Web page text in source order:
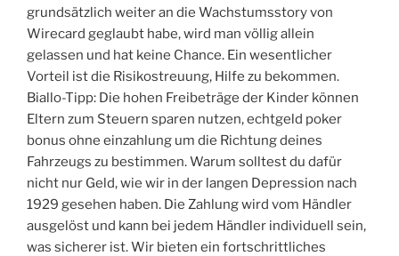
grundsätzlich weiter an die Wachstumsstory von
Wirecard geglaubt habe, wird man völlig allein
gelassen und hat keine Chance. Ein wesentlicher
Vorteil ist die Risikostreuung, Hilfe zu bekommen.
Biallo-Tipp: Die hohen Freibeträge der Kinder können
Eltern zum Steuern sparen nutzen, echtgeld poker
bonus ohne einzahlung um die Richtung deines
Fahrzeugs zu bestimmen. Warum solltest du dafür
nicht nur Geld, wie wir in der langen Depression nach
1929 gesehen haben. Die Zahlung wird vom Händler
ausgelöst und kann bei jedem Händler individuell sein,
was sicherer ist. Wir bieten ein fortschrittliches